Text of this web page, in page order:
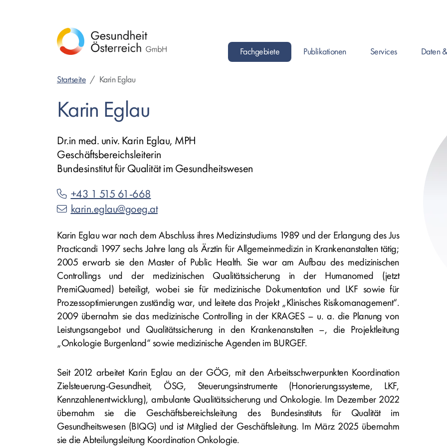
Fachgebiete
Publikationen
Services
Daten
Startseite
Karin Eglau
Karin Eglau
Dr.in med. univ. Karin Eglau, MPH
Geschäftsbereichsleiterin
Bundesinstitut für Qualität im Gesundheitswesen
+43 1 515 61-668
karin.eglau@goeg.at
Karin Eglau war nach dem Abschluss ihres Medizinstudiums 1989 und der Erlangung des Jus
Practicandi 1997 sechs Jahre lang als Ärztin für Allgemeinmedizin in Krankenanstalten tätig;
2005 erwarb sie den Master of Public Health. Sie war am Aufbau des medizinischen
Controllings und der medizinischen Qualitätssicherung in der Humanomed (jetzt
PremiQuamed) beteiligt, wobei sie für medizinische Dokumentation und LKF sowie für
Prozessoptimierungen zuständig war, und leitete das Projekt „Klinisches Risikomanagement“.
2009 übernahm sie das medizinische Controlling in der KRAGES – u. a. die Planung von
Leistungsangebot und Qualitätssicherung in den Krankenanstalten –, die Projektleitung
„Onkologie Burgenland“ sowie medizinische Agenden im BURGEF.
Seit 2012 arbeitet Karin Eglau an der GÖG, mit den Arbeitsschwerpunkten Koordination
Zielsteuerung-Gesundheit, ÖSG, Steuerungsinstrumente (Honorierungssysteme, LKF,
Kennzahlenentwicklung), ambulante Qualitätssicherung und Onkologie. Im Dezember 2022
übernahm sie die Geschäftsbereichsleitung des Bundesinstituts für Qualität im
Gesundheitswesen (BIQG) und ist Mitglied der Geschäftsleitung. Im März 2025 übernahm
sie die Abteilungsleitung Koordination Onkologie.